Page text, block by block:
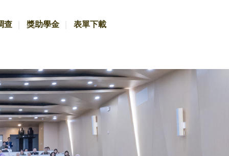
查 獎助學金 表單下載